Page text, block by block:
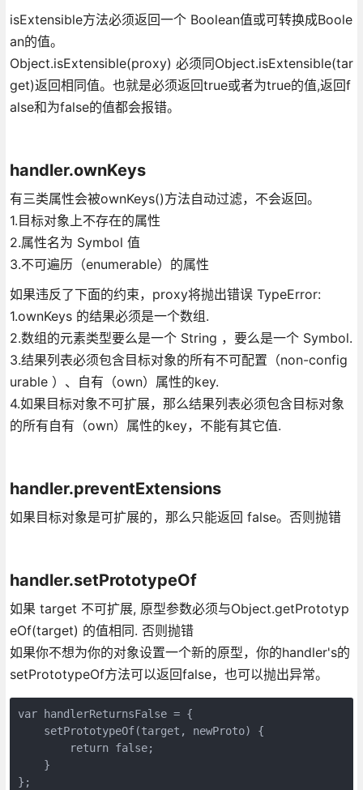
isExtensible方法必须返回一个 Boolean值或可转换成Boole
an的值。
Object.isExtensible(proxy) 必须同Object.isExtensible(tar
get)返回相同值。也就是必须返回true或者为true的值,返回f
alse和为false的值都会报错。
handler.ownKeys
有三类属性会被ownKeys()方法自动过滤，不会返回。
1.目标对象上不存在的属性
2.属性名为 Symbol 值
3.不可遍历（enumerable）的属性
如果违反了下面的约束，proxy将抛出错误 TypeError:
1.ownKeys 的结果必须是一个数组.
2.数组的元素类型要么是一个 String ，要么是一个 Symbol.
3.结果列表必须包含目标对象的所有不可配置（non-config
urable ）、自有（own）属性的key.
4.如果目标对象不可扩展，那么结果列表必须包含目标对象
的所有自有（own）属性的key，不能有其它值.
handler.preventExtensions
如果目标对象是可扩展的，那么只能返回 false。否则抛错
handler.setPrototypeOf
如果 target 不可扩展, 原型参数必须与Object.getPrototyp
eOf(target) 的值相同. 否则抛错
如果你不想为你的对象设置一个新的原型，你的handler's的
setPrototypeOf方法可以返回false，也可以抛出异常。
var handlerReturnsFalse = {
    setPrototypeOf(target, newProto) {
        return false;
    }
};